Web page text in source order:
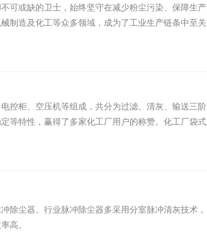
可或缺的卫士，始终坚守在减少粉尘污染、保障生产
制造及化工等众多领域，成为了工业生产链条中至关
控柜、空压机等组成，共分为过滤、清灰、输送三阶
等特性，赢得了多家化工厂用户的称赞。化工厂袋式
除尘器。行业脉冲除尘器多采用分室脉冲清灰技术，
高。